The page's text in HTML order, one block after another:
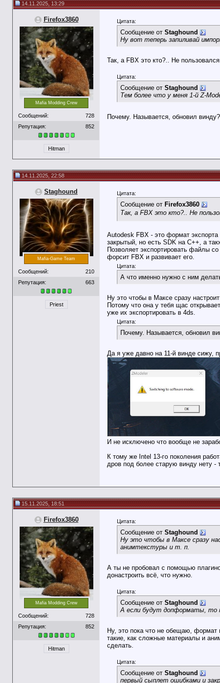
14.11.2025, 13:29
Firefox3860
Mafia Modding Crew
Сообщений:
728
Репутация:
852
Hitman
Цитата:
Сообщение от Staghound
Ну вот теперь запиливай
Так, а FBX это кто?.. Не
Цитата:
Сообщение от Staghound
Тем более что у меня 1-й Z-
Почему. Называется, обновил
14.11.2025, 22:58
Staghound
Mafia-Game Team
Сообщений:
210
Репутация:
663
Priest
Цитата:
Сообщение от Firefox3860
Так, а FBX это кто?.. Не
Autodesk FBX - это формат
закрытый, но есть SDK на С++, а
Позволяет экспортировать файлы
форсит FBX и развивает его.
Цитата:
А что именно нужно с ним
Ну это чтобы в Максе сразу
Потому что она у тебя щас
уже их экспортировать в 4ds.
Цитата:
Почему. Называется, обновил
Да я уже давно на 11-й винде сижу,
И не исключено что вообще не
К тому же Intel 13-го поколения
дров под более старую винду нету -
15.11.2025, 18:51
Firefox3860
Mafia Modding Crew
Сообщений:
728
Репутация:
852
Hitman
Цитата:
Сообщение от Staghound
Ну это чтобы в Максе сразу
анимтекстуры и т. п.
А ты не пробовал с помощью
донастроить всё, что нужно.
Цитата:
Сообщение от Staghound
А если будут допформаты, то
Ну, это пока что не обещаю, формат
такие, как сложные материалы и
сделать.
Цитата:
Сообщение от Staghound
первый сыплет ошибками и